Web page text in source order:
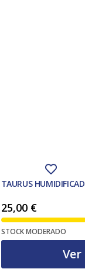
TAURUS
25,00 €
STOCK MODERADO